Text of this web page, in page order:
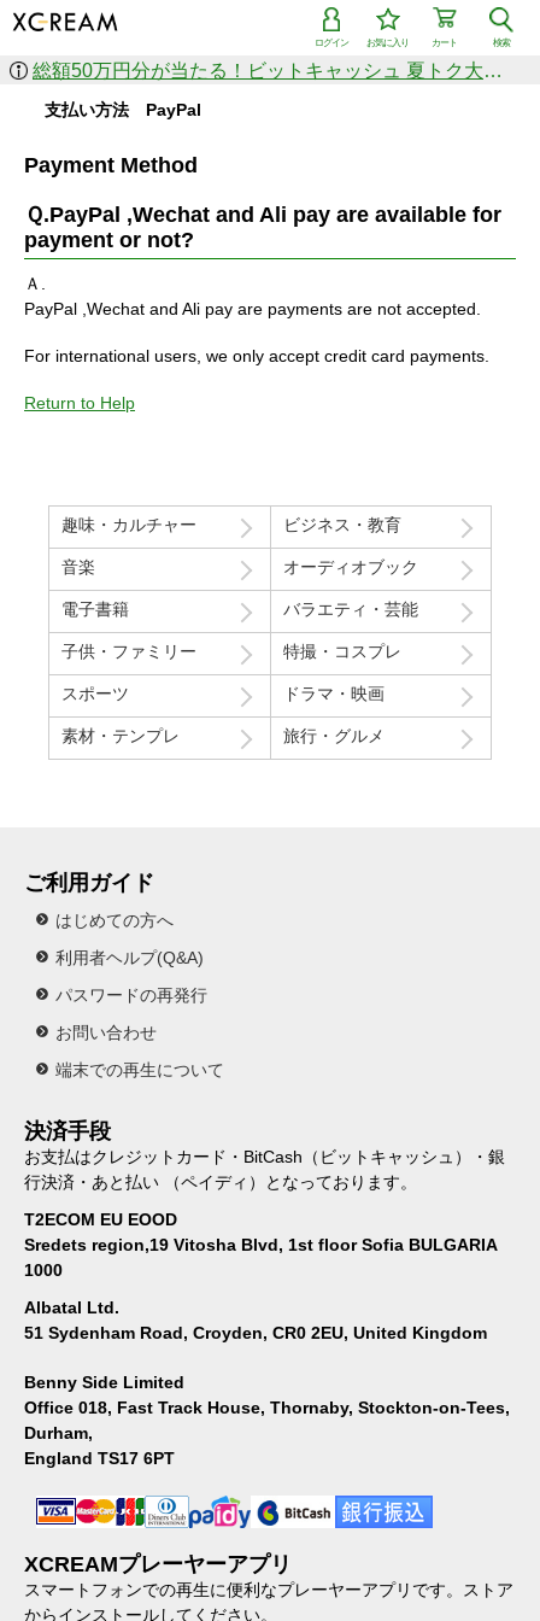
検索
カート
お気に入り
ログイン
総額50万円分が当たる！ビットキャッシュ 夏トク大感謝祭
支払い方法 PayPal
Payment Method
Ｑ.PayPal ,Wechat and Ali pay are available for
payment or not?
Ａ.
PayPal ,Wechat and Ali pay are payments are not accepted.
For international users, we only accept credit card payments.
Return to Help
趣味・カルチャー ビジネス・教育
音楽 オーディオブック
電子書籍 バラエティ・芸能
子供・ファミリー 特撮・コスプレ
スポーツ ドラマ・映画
素材・テンプレ 旅行・グルメ
ご利用ガイド
はじめての方へ
利用者ヘルプ(Q&A)
パスワードの再発行
お問い合わせ
端末での再生について
決済手段
お支払はクレジットカード・BitCash（ビットキャッシュ）・銀
行決済・あと払い （ペイディ）となっております。
T2ECOM EU EOOD
Sredets region,19 Vitosha Blvd, 1st floor Sofia BULGARIA
1000
Albatal Ltd.
51 Sydenham Road, Croyden, CR0 2EU, United Kingdom
Benny Side Limited
Office 018, Fast Track House, Thornaby, Stockton-on-Tees,
Durham,
England TS17 6PT
XCREAMプレーヤーアプリ
スマートフォンでの再生に便利なプレーヤーアプリです。ストア
からインストールしてください。